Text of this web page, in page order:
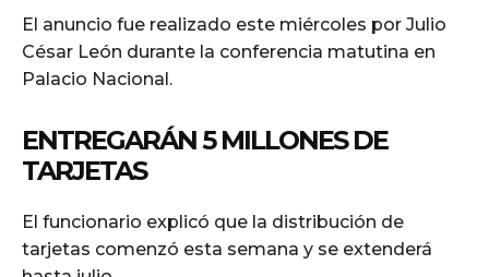
El anuncio fue realizado este miércoles por Julio
César León durante la conferencia matutina en
Palacio Nacional.
ENTREGARÁN 5 MILLONES DE
TARJETAS
El funcionario explicó que la distribución de
tarjetas comenzó esta semana y se extenderá